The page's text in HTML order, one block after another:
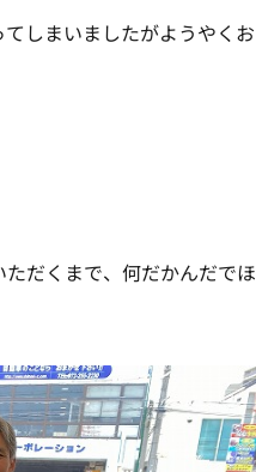
しまいましたがようやくお
だくまで、何だかんだでほ